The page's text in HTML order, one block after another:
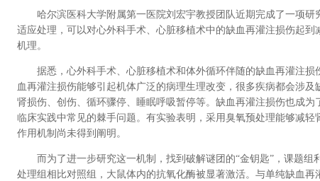
哈尔滨医科大学附属第一医院刘宏宇教授团队近期完成了一项
适应处理，可以对心外科手术、心脏移植术中的缺血再灌注损伤起
机理。
据悉，心外科手术、心脏移植术和体外循环伴随的缺血再灌注
血再灌注损伤能够引起机体广泛的病理生理改变，很多疾病都会涉
肾损伤、创伤、循环骤停、睡眠呼吸暂停等。缺血再灌注损伤也成
临床实践中常见的棘手问题。有实验表明，采用臭氧预处理能够减
作用机制尚未得到阐明。
而为了进一步研究这一机制，找到破解谜团的“金钥匙”，课题
处理组相比对照组，大鼠体内的抗氧化酶被显著激活。与单纯缺血